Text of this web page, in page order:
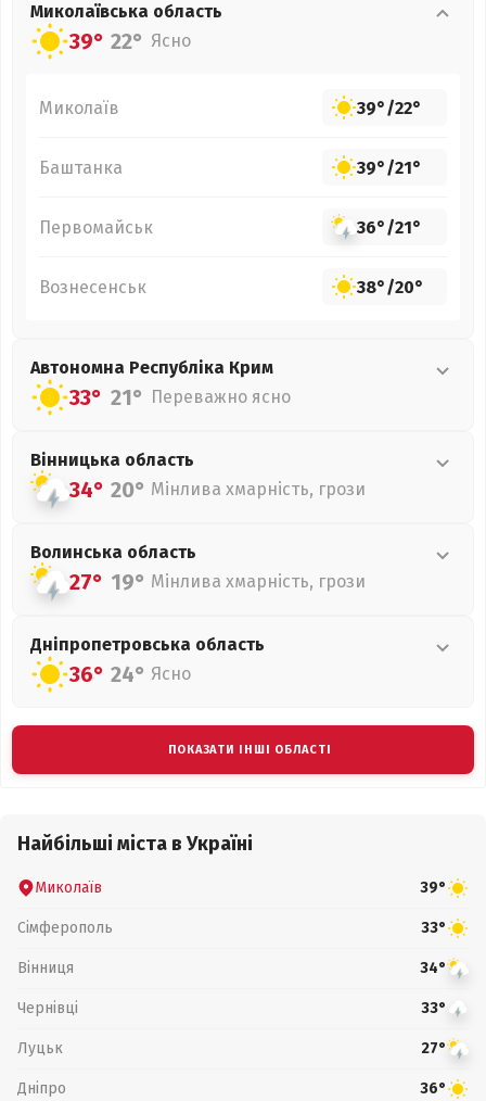
Миколаївська область
39° 22° Ясно
Миколаїв 39°/22°
Баштанка 39°/21°
Первомайськ 36°/21°
Вознесенськ 38°/20°
Автономна Республіка Крим
33° 21° Переважно ясно
Вінницька область
34° 20° Мінлива хмарність, грози
Волинська область
27° 19° Мінлива хмарність, грози
Дніпропетровська область
36° 24° Ясно
ПОКАЗАТИ ІНШІ ОБЛАСТІ
Найбільші міста в Україні
Миколаїв 39°
Сімферополь 33°
Вінниця 34°
Чернівці 33°
Луцьк 27°
Дніпро 36°